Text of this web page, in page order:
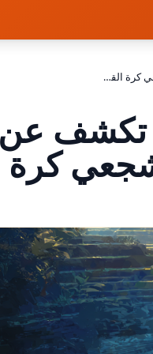
صفحة فيسبوك سرية تكشف عن العنف في قلب منتدى لـ 'مشجعي كرة القدم'
عن
كرة